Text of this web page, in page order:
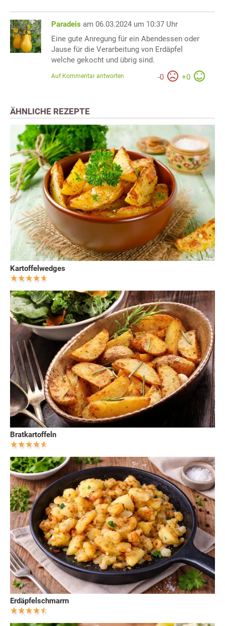
Paradeis am 06.03.2024 um 10:37 Uhr
Eine gute Anregung für ein Abendessen oder
Jause für die Verarbeitung von Erdäpfel
welche gekocht und übrig sind.
-0 +0
Auf Kommentar antworten
ÄHNLICHE REZEPTE
Kartoffelwedges
Bratkartoffeln
Erdäpfelschmarrn